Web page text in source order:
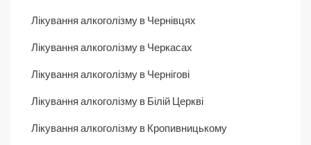
Лікування алкоголізму в Чернівцях
Лікування алкоголізму в Черкасах
Лікування алкоголізму в Чернігові
Лікування алкоголізму в Білій Церкві
Лікування алкоголізму в Кропивницькому